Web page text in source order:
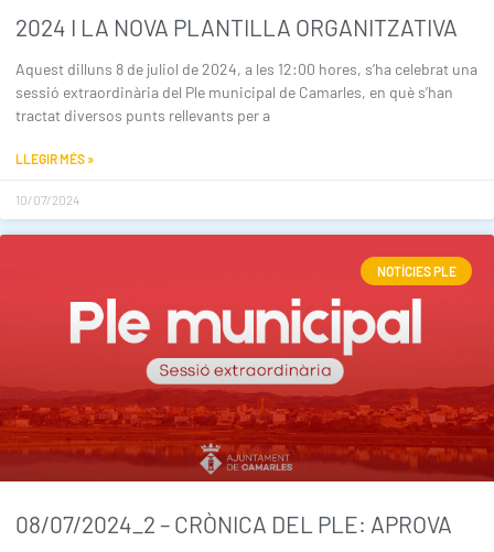
2024 I LA NOVA PLANTILLA ORGANITZATIVA
Aquest dilluns 8 de juliol de 2024, a les 12:00 hores, s’ha celebrat una
sessió extraordinària del Ple municipal de Camarles, en què s’han
tractat diversos punts rellevants per a
LLEGIR MÉS »
10/07/2024
NOTÍCIES PLE
08/07/2024_2 – CRÒNICA DEL PLE: APROVA